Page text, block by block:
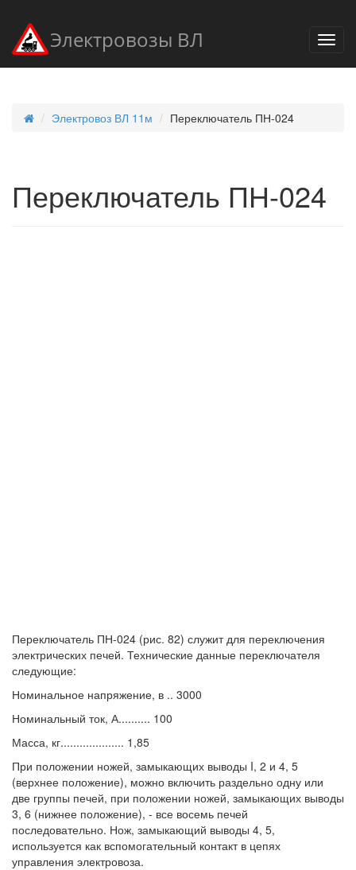
Электровозы ВЛ
Электровоз ВЛ 11м Переключатель ПН-024
Переключатель ПН-024
Переключатель ПН-024 (рис. 82) служит для переключения
электрических печей. Технические данные переключателя
следующие:
Номинальное напряжение, в .. 3000
Номинальный ток, А.......... 100
Масса, кг.................... 1,85
При положении ножей, замыкающих выводы I, 2 и 4, 5
(верхнее положение), можно включить раздельно одну или
две группы печей, при положении ножей, замыкающих выводы
3, 6 (нижнее положение), - все восемь печей
последовательно. Нож, замыкающий выводы 4, 5,
используется как вспомогательный контакт в цепях
управления электровоза.